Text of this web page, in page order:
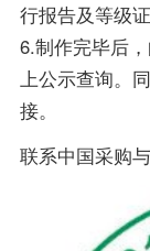
行报告及等级
6.制作完毕后
上公示查询。
接。
联系中国采购